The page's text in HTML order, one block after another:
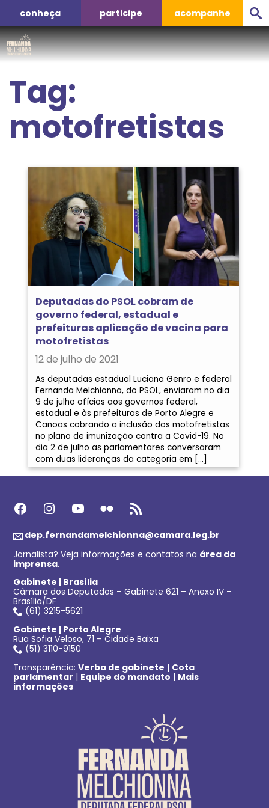
conheça participe acompanhe
Tag:
motofretistas
Deputadas do PSOL cobram de
governo federal, estadual e
prefeituras aplicação de vacina para
motofretistas
12 de julho de 2021
As deputadas estadual Luciana Genro e federal
Fernanda Melchionna, do PSOL, enviaram no dia
9 de julho ofícios aos governos federal,
estadual e às prefeituras de Porto Alegre e
Canoas cobrando a inclusão dos motofretistas
no plano de imunização contra a Covid-19. No
dia 2 de julho as parlamentares conversaram
com duas lideranças da categoria em […]
Facebook Instagram Youtube Flickr Feed RSS
dep.fernandamelchionna@camara.leg.br
Jornalista? Veja informações e contatos na área da
imprensa.
Gabinete | Brasília
Câmara dos Deputados – Gabinete 621 – Anexo IV –
Brasília/DF
(61) 3215-5621
Gabinete | Porto Alegre
Rua Sofia Veloso, 71 – Cidade Baixa
(51) 3110-9150
Transparência:Verba de gabinete | Cota
parlamentar | Equipe do mandato | Mais
informações